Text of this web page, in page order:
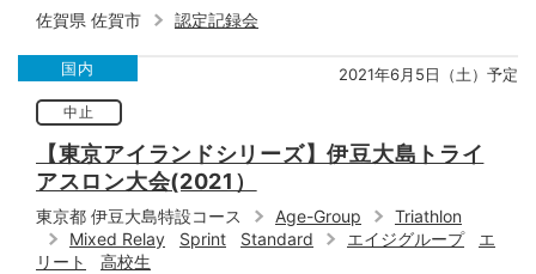
佐賀県 佐賀市 認定記録会
国内
中止
2021年6月5日（土）予定
【東京アイランドシリーズ】伊豆大島トライ
アスロン大会(2021）
東京都 伊豆大島特設コース Age-Group
Triathlon
Mixed Relay
Sprint Standard エイジグループ
エ
リート
高校生